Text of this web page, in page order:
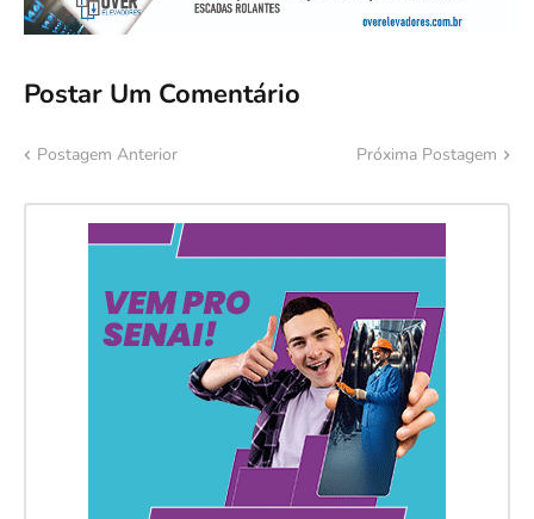
Postar Um Comentário
Postagem Anterior Próxima Postagem